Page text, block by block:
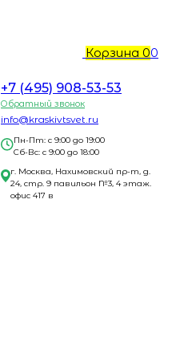
Корзина 00
+7 (495) 908-53-53
Обратный звонок
info@kraskivtsvet.ru
Пн-Пт: с 9:00 до 19:00
Сб-Вс: с 9:00 до 18:00
г. Москва, Нахимовский пр-т, д.
24, стр. 9 павильон №3, 4 этаж.
офис 417 в